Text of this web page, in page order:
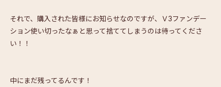
それで、購入された皆様にお知らせなのですが、Ｖ3ファンデー
ション使い切ったなぁと思って捨ててしまうのは待ってくださ
い！！
中にまだ残ってるんです！